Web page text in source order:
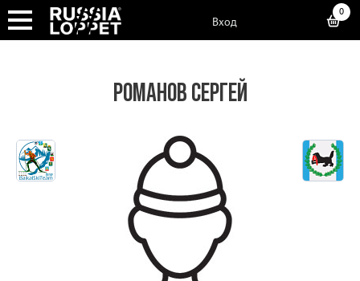
Вход
0
РОМАНОВ СЕРГЕЙ